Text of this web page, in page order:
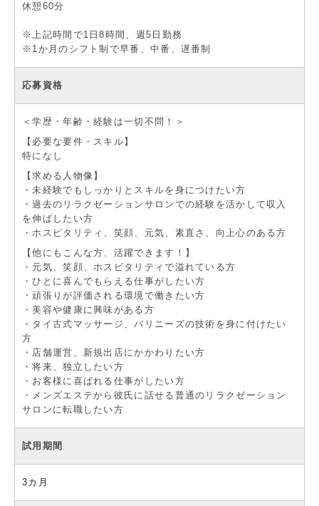
休憩60分
※上記時間で1日8時間、週5日勤務
※1か月のシフト制で早番、中番、遅番制
応募資格
＜学歴・年齢・経験は一切不問！＞
【必要な要件・スキル】
特になし
【求める人物像】
・未経験でもしっかりとスキルを身につけたい方
・過去のリラクゼーションサロンでの経験を活かして収入
を伸ばしたい方
・ホスピタリティ、笑顔、元気、素直さ、向上心のある方
【他にもこんな方、活躍できます！】
・元気、笑顔、ホスピタリティで溢れている方
・ひとに喜んでもらえる仕事がしたい方
・頑張りが評価される環境で働きたい方
・美容や健康に興味がある方
・タイ古式マッサージ、バリニーズの技術を身に付けたい
方
・店舗運営、新規出店にかかわりたい方
・将来、独立したい方
・お客様に喜ばれる仕事がしたい方
・メンズエステから彼氏に話せる普通のリラクゼーション
サロンに転職したい方
試用期間
3カ月